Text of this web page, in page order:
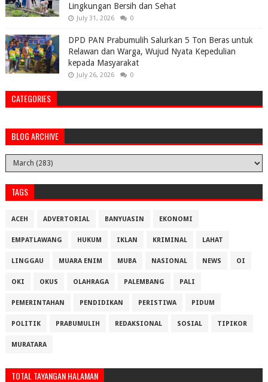
Lingkungan Bersih dan Sehat
July 31, 2026 0
DPD PAN Prabumulih Salurkan 5 Ton Beras untuk
Relawan dan Warga, Wujud Nyata Kepedulian
kepada Masyarakat
July 26, 2026 0
CATEGORIES
BLOG ARCHIVE
TAGS
ACEH ADVERTORIAL BANYUASIN EKONOMI
EMPATLAWANG HUKUM IKLAN KRIMINAL LAHAT
LINGGAU MUARA ENIM MUBA NASIONAL NEWS OI
OKI OKUS OLAHRAGA PALEMBANG PALI
PEMERINTAHAN PENDIDIKAN PERISTIWA PIDUM
POLITIK PRABUMULIH REDAKSIONAL SOSIAL TIPIKOR
MURATARA
TOTAL TAYANGAN HALAMAN